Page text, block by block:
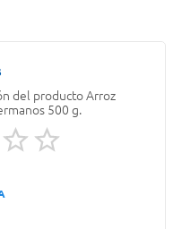
del productoArroz
500 g.